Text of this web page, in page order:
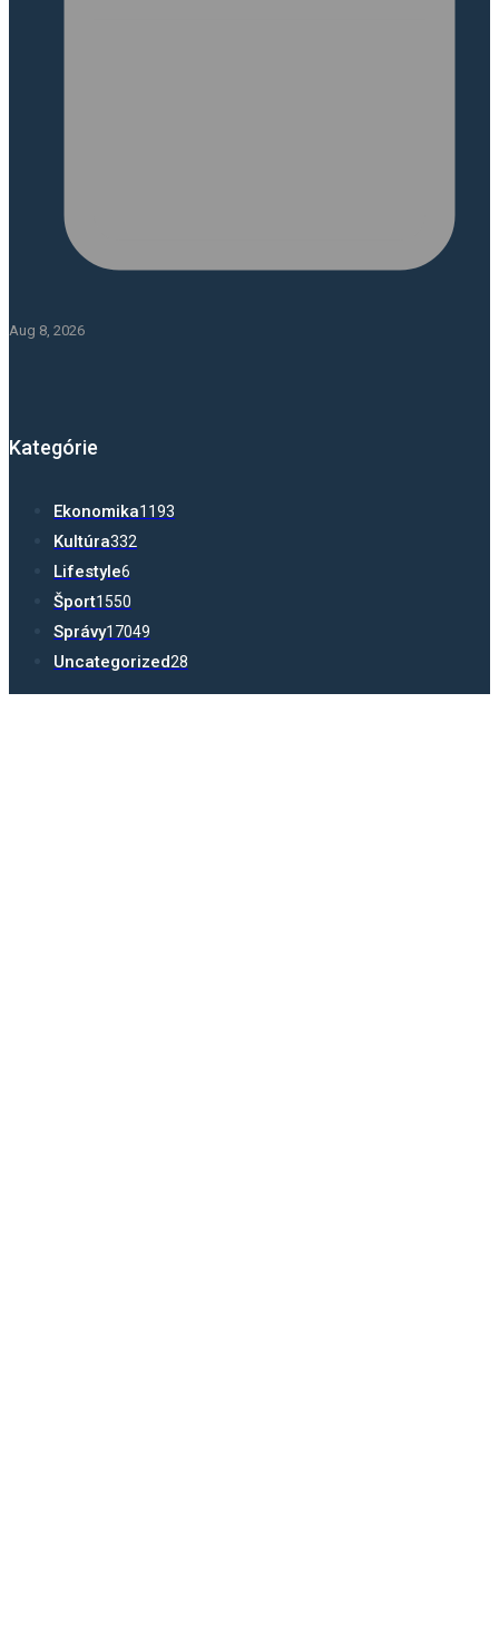
Aug 8, 2026
Kategórie
Ekonomika1193
Kultúra332
Lifestyle6
Šport1550
Správy17049
Uncategorized28